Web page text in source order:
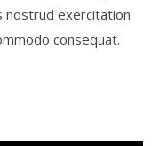
nostrud exercitation
consequat.